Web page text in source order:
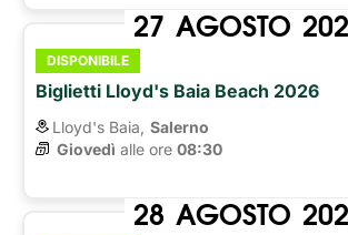
27 AGOSTO
DISPONIBILE
Biglietti Lloyd's Baia Beach 2026
Lloyd's Baia, Salerno
Giovedì alle ore 08:30
28 AGOSTO